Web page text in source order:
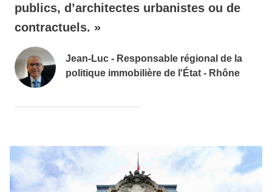
publics, d’architectes urbanistes ou de
contractuels. »
Jean-Luc - Responsable régional de la
politique immobilière de l'État - Rhône